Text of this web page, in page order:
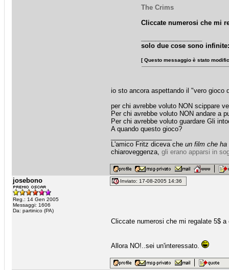
The Crims
Cliccate numerosi che mi
solo due cose sono
[ Questo messaggio è stato
io sto ancora aspettando il "vero gioco
per chi avrebbe voluto NON scippare
Per chi avrebbe voluto NON andare a
Per chi avrebbe voluto guardare Gli
A quando questo gioco?
L'amico Fritz diceva che un film che ha
chiaroveggenza, gli erano apparsi in
josebono
Reg.: 14 Gen 2005
Messaggi: 1606
Da: partinico (PA)
Inviato: 17-08-2005 14:36
Cliccate numerosi che mi regalate 5$ a
Allora NO!..sei un'interessato.